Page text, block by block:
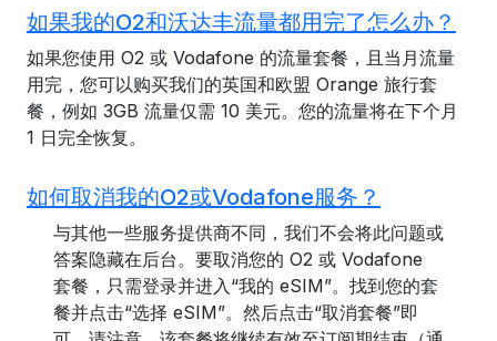
如果我的O2和沃达丰流量都用完了怎么办？
如果您使用 O2 或 Vodafone 的流量套餐，且当月流量
用完，您可以购买我们的英国和欧盟 Orange 旅行套
餐，例如 3GB 流量仅需 10 美元。您的流量将在下个月
1 日完全恢复。
如何取消我的O2或Vodafone服务？
与其他一些服务提供商不同，我们不会将此问题或
答案隐藏在后台。要取消您的 O2 或 Vodafone
套餐，只需登录并进入“我的 eSIM”。找到您的套
餐并点击“选择 eSIM”。然后点击“取消套餐”即